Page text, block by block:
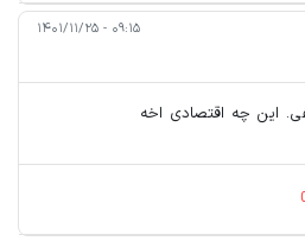
۰۹:۱۵ - ۱۴۰۱/۱۱/۲۵
این چه اقتصادی اخه